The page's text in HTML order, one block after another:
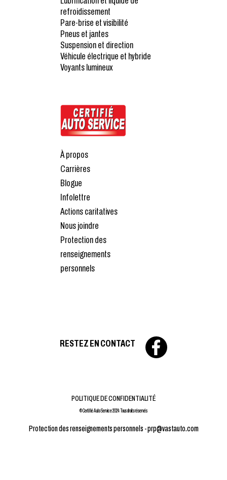
refroidissement
Pare-brise et visibilité
Pneus et jantes
Suspension et direction
Véhicule électrique et hybride
Voyants lumineux
À propos
Carrières
Blogue
Infolettre
Actions caritatives
Nous joindre
Protection des
renseignements
personnels
RESTEZ EN CONTACT
POLITIQUE DE CONFIDENTIALITÉ
© Certifié Auto Service 2024 Tous droits réservés
Protection des renseignements personnels -prp@vastauto.com